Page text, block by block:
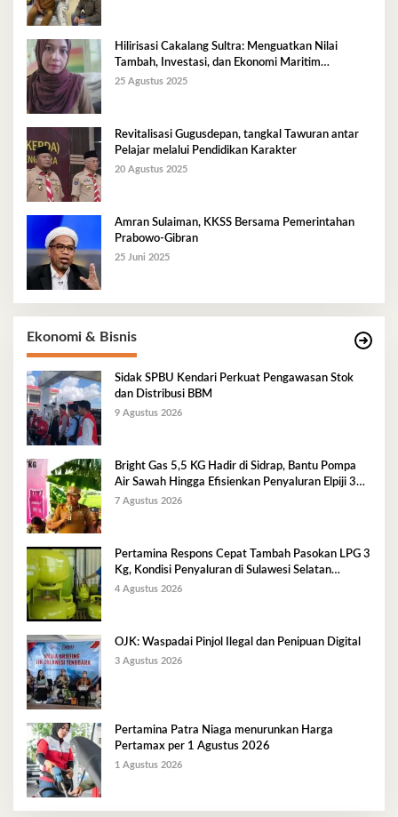
Hilirisasi Cakalang Sultra: Menguatkan Nilai
Tambah, Investasi, dan Ekonomi Maritim
Berkelanjutan
25 Agustus 2025
Revitalisasi Gugusdepan, tangkal Tawuran antar
Pelajar melalui Pendidikan Karakter
20 Agustus 2025
Amran Sulaiman, KKSS Bersama Pemerintahan
Prabowo-Gibran
25 Juni 2025
Ekonomi & Bisnis
Sidak SPBU Kendari Perkuat Pengawasan Stok
dan Distribusi BBM
9 Agustus 2026
Bright Gas 5,5 KG Hadir di Sidrap, Bantu Pompa
Air Sawah Hingga Efisienkan Penyaluran Elpiji 3
Kg
7 Agustus 2026
Pertamina Respons Cepat Tambah Pasokan LPG 3
Kg, Kondisi Penyaluran di Sulawesi Selatan
Berlangsung Kondusif
4 Agustus 2026
OJK: Waspadai Pinjol Ilegal dan Penipuan Digital
3 Agustus 2026
Pertamina Patra Niaga menurunkan Harga
Pertamax per 1 Agustus 2026
1 Agustus 2026